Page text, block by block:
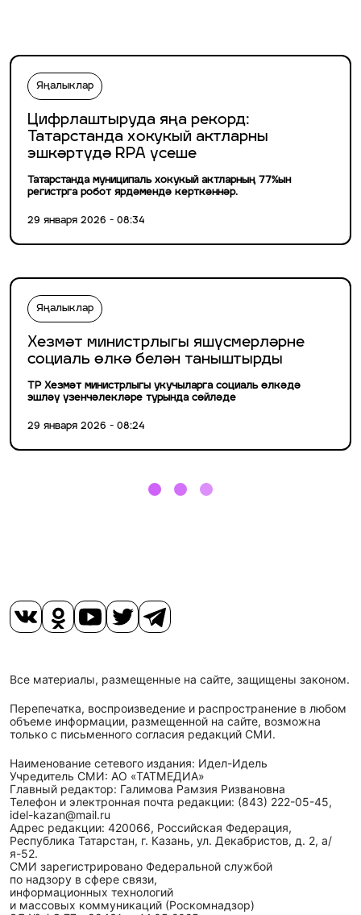
Яңалыклар
Цифрлаштыруда яңа рекорд:
Татарстанда хокукый актларны
эшкәртүдә RPA үсеше
Татарстанда муниципаль хокукый актларның 77%ын
регистрга робот ярдәмендә керткәннәр.
29 января 2026 - 08:34
Яңалыклар
Хезмәт министрлыгы яшүсмерләрне
социаль өлкә белән таныштырды
ТР Хезмәт министрлыгы укучыларга социаль өлкәдә
эшләү үзенчәлекләре турында сөйләде
29 января 2026 - 08:24
Все материалы, размещенные на сайте, защищены законом.
Перепечатка, воспроизведение и распространение в любом
объеме информации, размещенной на сайте, возможна
только с письменного согласия редакций СМИ.
Наименование сетевого издания: Идел-Идель
Учредитель СМИ: АО «ТАТМЕДИА»
Главный редактор: Галимова Рамзия Ризвановна
Телефон и электронная почта редакции: (843) 222-05-45,
idel-kazan@mail.ru
Адрес редакции: 420066, Российская Федерация,
Республика Татарстан, г. Казань, ул. Декабристов, д. 2, а/
я-52.
СМИ зарегистрировано Федеральной службой
по надзору в сфере связи,
информационных технологий
и массовых коммуникаций (Роскомнадзор)